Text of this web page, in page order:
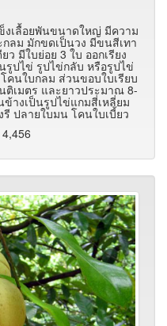
งเลื้อยพันขนาดใหญ่ มีความ
ลม มักขดเป็นวง มีขนสีเทา
มีใบย่อย 3 ใบ ออกเรียง
ปไข่ รูปไข่กลับ หรือรูปไข่
คนใบกลม ส่วนขอบใบเรียบ
เมตร และยาวประมาณ 8-
างเป็นรูปไข่แกมสี่เหลี่ยม
ปลายใบมน โคนใบเบี้ยว